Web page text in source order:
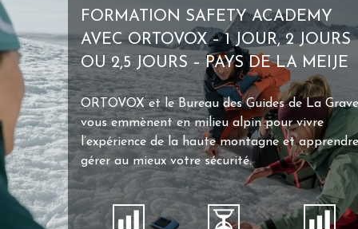
FORMATION SAFETY ACADEMY
AVEC ORTOVOX – 1 JOUR, 2 JOURS
OU 2,5 JOURS – PAYS DE LA MEIJE
ORTOVOX et le Bureau des Guides de La Grave
vous emmènent en milieu alpin pour vivre
l’expérience de la haute montagne et
gérer au mieux votre sécurité.